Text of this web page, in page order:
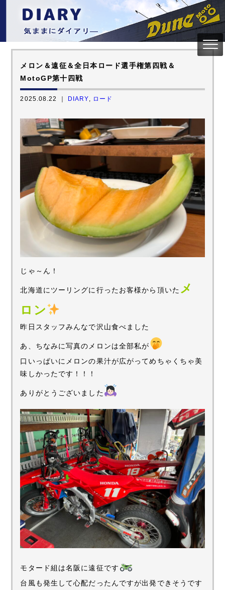
メロン＆遠征＆全日本ロード選手権第四戦＆
MotoGP第十四戦
2025.08.22 ｜ DIARY ロード
じゃ～ん！
北海道にツーリングに行ったお客様から頂いた メ
ロン
昨日スタッフみんなで沢山食べました
あ、ちなみに写真のメロンは全部私が
口いっぱいにメロンの果汁が広がってめちゃくちゃ美
味しかったです！！！
ありがとうございました
モタード組は名阪に遠征です
台風も発生して心配だったんですが出発できそうです